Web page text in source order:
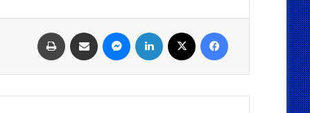
فيسبوك لينكدإن ماسنجر مشاركة عبر البريد